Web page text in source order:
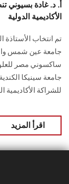
أ. د. غادة بسيوني
الأكاديمية الدولية
تم انتخاب الأستاذة
جامعة عين شمس
ساكسوني مصر
جامعة سينيكا
للشراكة الأكاديمية
اقرأ المزيد